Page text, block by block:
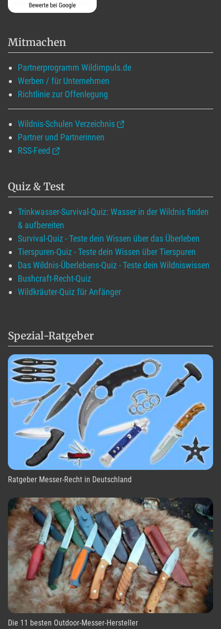
Mitmachen
Partnerprogramm Wildimpuls.de
Werben / für Unternehmen
Richtlinie zur Offenlegung
Wildnis-Schulen Verzeichnis
Partner und Partnerinnen
RSS-Feed
Quiz & Test
Trinkwasser-Survival-Quiz: Wasser in der Wildnis finden
& aufbereiten
Survival-Quiz - Teste dein Wissen über das Überleben
Tierspuren-Quiz - Teste dein Wissen über Tierspuren
Das Wildnis-Überlebens-Quiz - Teste dein Wildniswissen
Bushcraft-Recht-Quiz
Wildkräuter-Quiz für Anfänger
Spezial-Ratgeber
Ratgeber Messer-Recht in Deutschland
Die 11 besten Outdoor-Messer-Hersteller